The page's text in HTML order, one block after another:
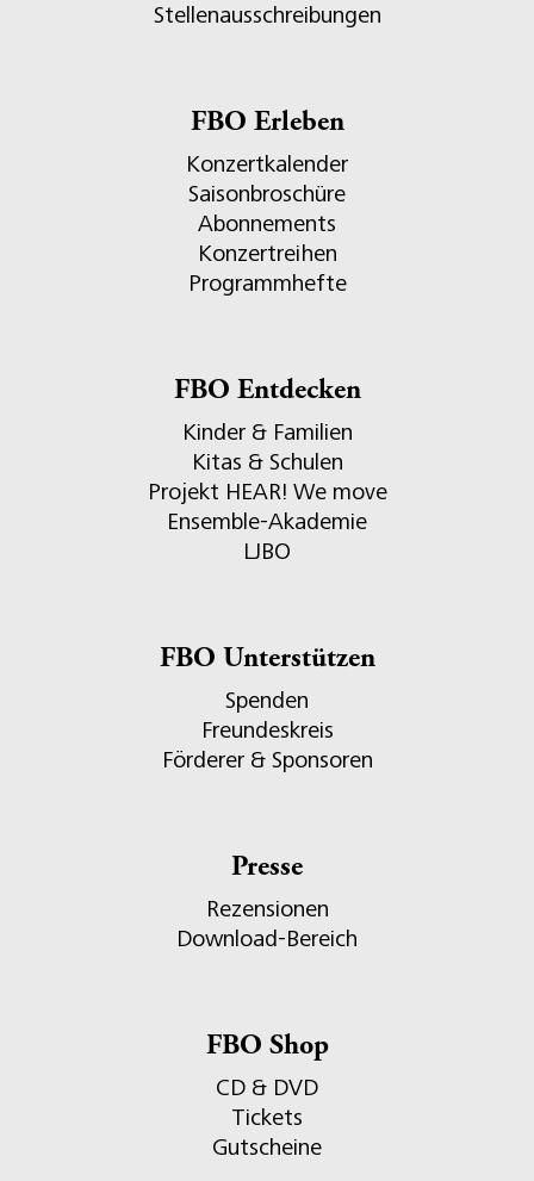
Stellenausschreibungen
FBO Erleben
Konzertkalender
Saisonbroschüre
Abonnements
Konzertreihen
Programmhefte
FBO Entdecken
Kinder & Familien
Kitas & Schulen
Projekt HEAR! We move
Ensemble-Akademie
LJBO
FBO Unterstützen
Spenden
Freundeskreis
Förderer & Sponsoren
Presse
Rezensionen
Download-Bereich
FBO Shop
CD & DVD
Tickets
Gutscheine